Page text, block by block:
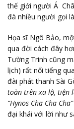
thế giới người Á
đà nhiều người gọi
Họa sĩ Ngô Bảo,
qua đời cách đây
Tường Trinh cũng
lịch) rất nổi tiếng
đài phát thanh Sài
toàn trên xa lộ, tiện
“Hynos Cha Cha Cha”
đại khái với lời như